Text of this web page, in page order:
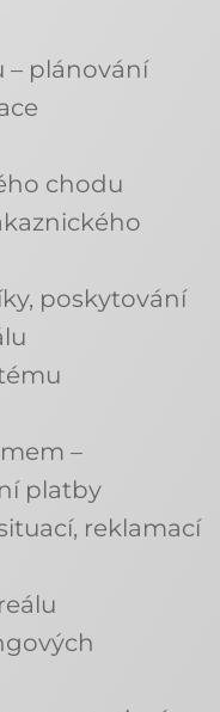
– plánování
chodu
poskytování
–
platby
reklamací